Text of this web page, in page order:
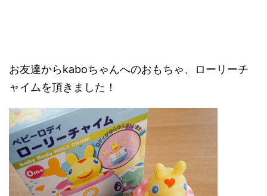
お友達からkaboちゃんへのおもちゃ、ローリーチ
ャイムを頂きました！